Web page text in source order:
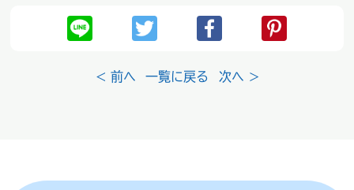
< 前へ 一覧に戻る 次へ >